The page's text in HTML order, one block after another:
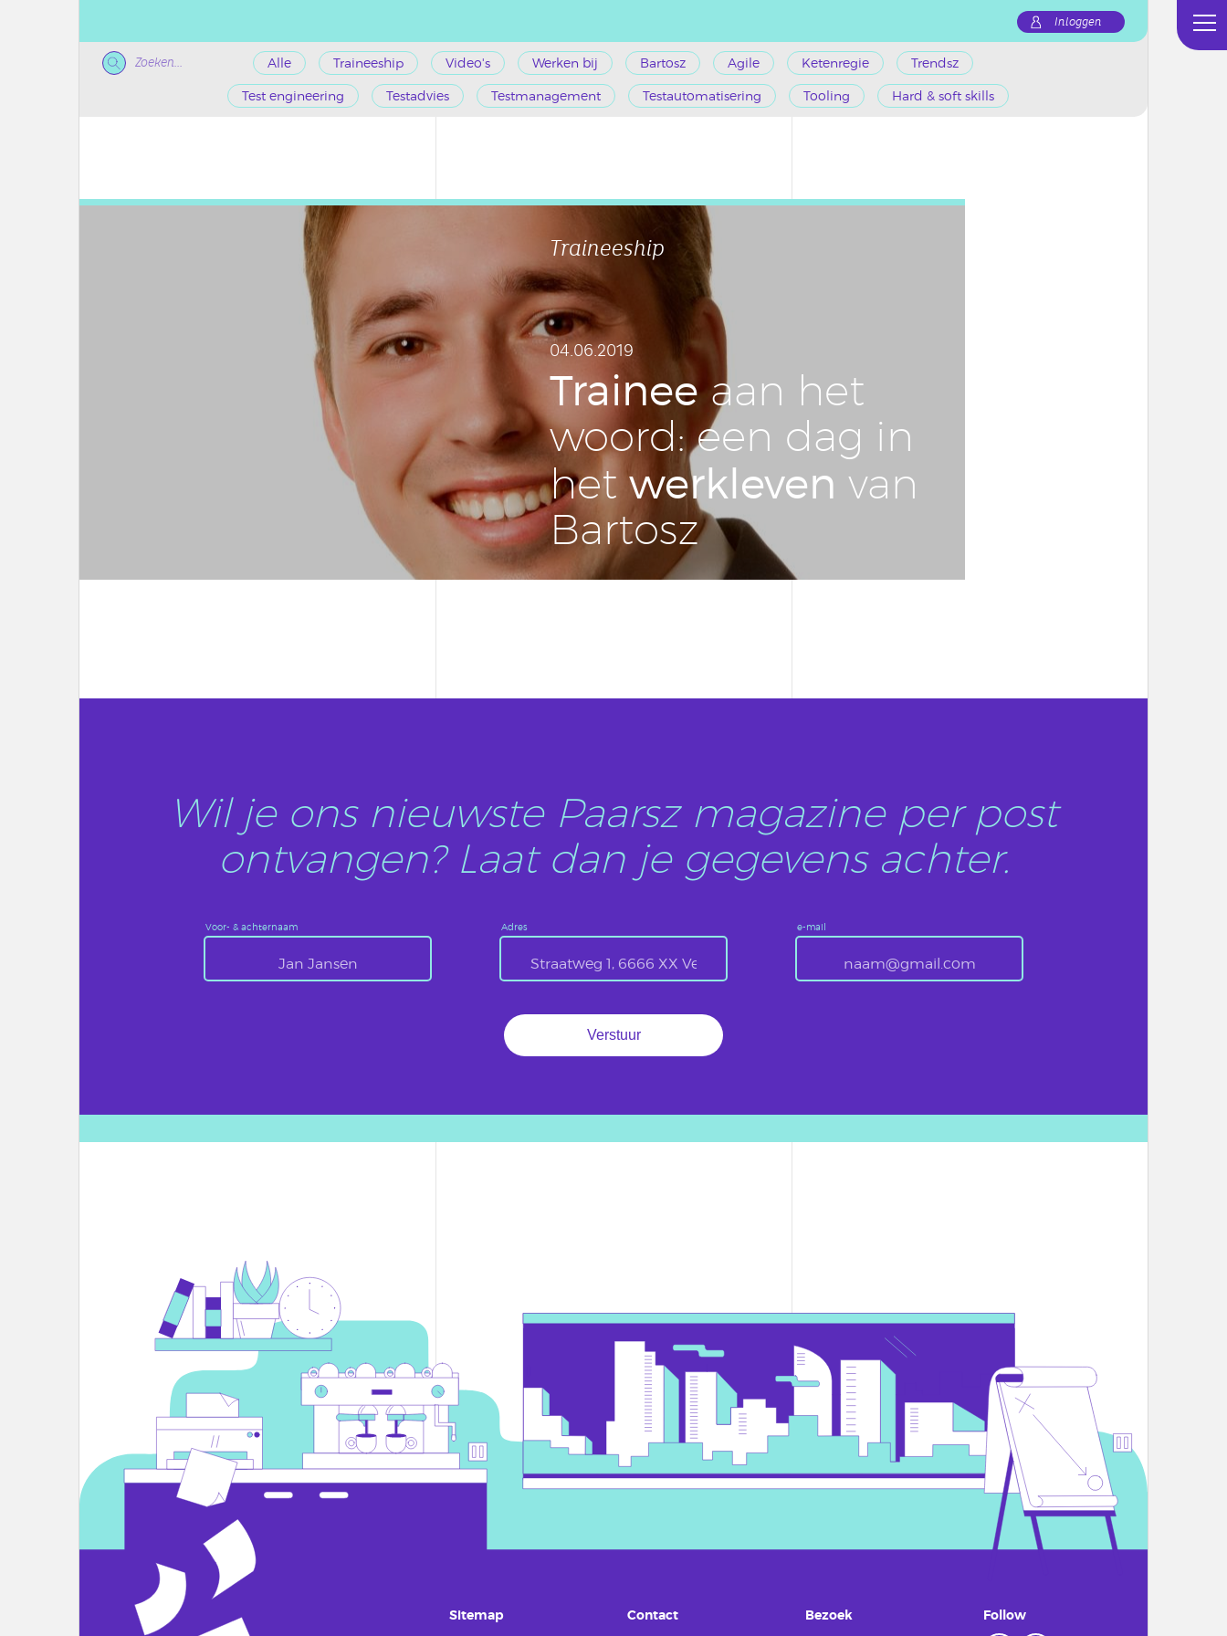
Inloggen
Zoeken... Alle Traineeship Video's Werken bij Bartosz Agile Ketenregie Trendsz
Test engineering Testadvies Testmanagement Testautomatisering Tooling Hard & soft skills
Traineeship
04.06.2019
Traineeaan het
woord: een dag in
hetwerk­le­ven van
Bartosz
Wil je ons nieuwste Paarsz magazine per post
ontvangen? Laat dan je gegevens achter.
Voor- & achternaam Adres e-mail
Sitemap Contact Bezoek Follow